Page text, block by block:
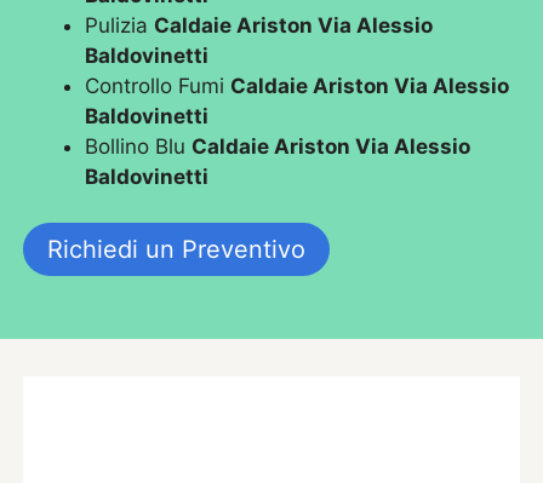
Pulizia Caldaie Ariston Via Alessio
Baldovinetti
Controllo Fumi Caldaie Ariston Via Alessio
Baldovinetti
Bollino Blu Caldaie Ariston Via Alessio
Baldovinetti
Richiedi un Preventivo